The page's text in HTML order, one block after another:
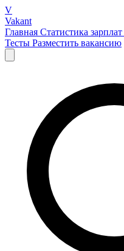
V
Vakant
Главная Статистика зарплат
Тесты Разместить вакансию